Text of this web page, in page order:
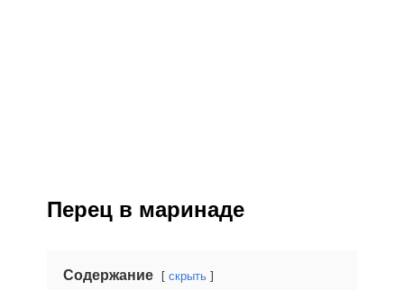
Перец в маринаде
Содержание скрыть